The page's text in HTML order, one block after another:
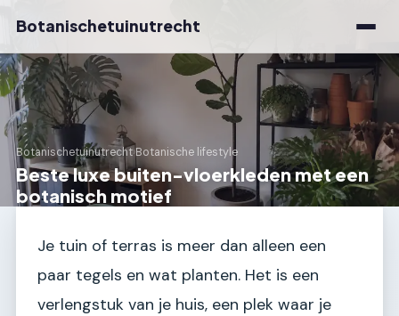
Botanischetuinutrecht
Botanischetuinutrecht›Botanische lifestyle
Beste luxe buiten-vloerkleden met een
botanisch motief
Je tuin of terras is meer dan alleen een
paar tegels en wat planten. Het is een
verlengstuk van je huis, een plek waar je